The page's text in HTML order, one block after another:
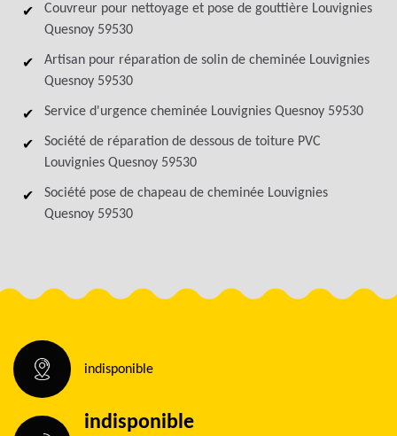
Couvreur pour nettoyage et pose de gouttière Louvignies
Quesnoy 59530
Artisan pour réparation de solin de cheminée Louvignies
Quesnoy 59530
Service d'urgence cheminée Louvignies Quesnoy 59530
Société de réparation de dessous de toiture PVC
Louvignies Quesnoy 59530
Société pose de chapeau de cheminée Louvignies
Quesnoy 59530
indisponible
indisponible